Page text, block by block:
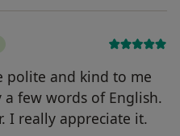
polite and kind to me
few words of English.
I really appreciate it.